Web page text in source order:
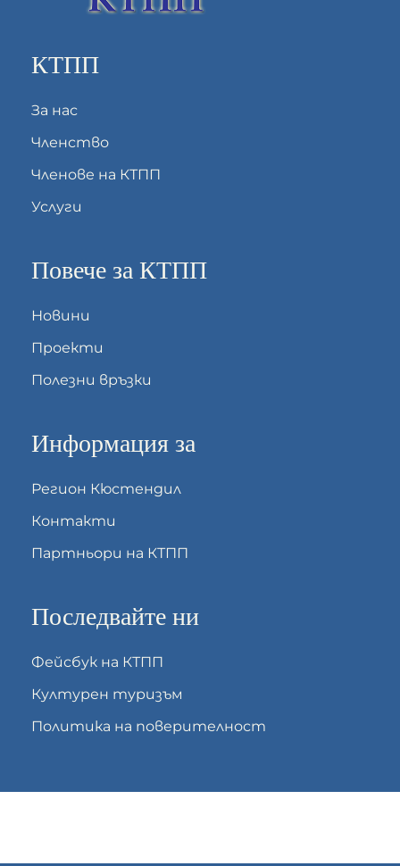
КТПП
За нас
Членство
Членове на КТПП
Услуги
Повече за КТПП
Новини
Проекти
Полезни връзки
Информация за
Регион Кюстендил
Контакти
Партньори на КТПП
Последвайте ни
Фейсбук на КТПП
Културен туризъм
Политика на поверителност